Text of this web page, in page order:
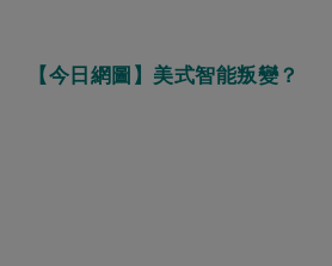
【今日網圖】美式智能叛變？